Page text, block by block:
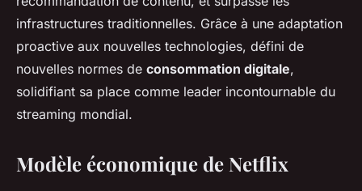
infrastructures traditionnelles. Grâce à une adaptation
proactive aux nouvelles technologies, défini de
nouvelles normes de consommation digitale,
solidifiant sa place comme leader incontournable du
streaming mondial.
Modèle économique de Netflix